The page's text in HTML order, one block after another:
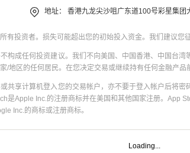
地址： 香港九龙尖沙咀广东道100号彩星集团
有投资者。损失可能超出您的初始投入资金。我们建议您
构成任何投资建议。我们不向美国、中国香港、中国台
/地区的任何居民。在您决定交易或继续持有任何金融产
共享计算机登入您的交易帐户，亦不要于登入帐户后将
Apple Inc.的注册商标并在美国和其他国家注册。App
Inc.的商标或注册商标。
Loading...